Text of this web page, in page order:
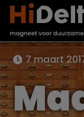
7 maart